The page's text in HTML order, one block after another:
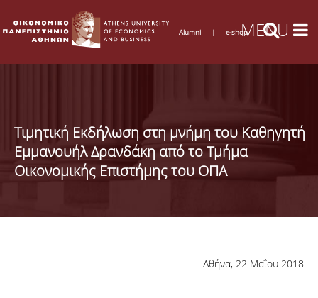
Alumni | e-shop
Τιμητική Εκδήλωση στη μνήμη του Καθηγητή
Εμμανουήλ Δρανδάκη από το Τμήμα
Οικονομικής Επιστήμης του ΟΠΑ
Αθήνα, 22 Μαΐου 2018